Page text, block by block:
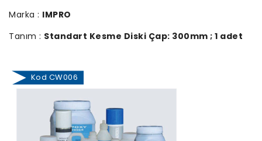
Marka : IMPRO
Tanım : Standart Kesme Diski Çap: 300mm ; 1 adet
Kod CW006